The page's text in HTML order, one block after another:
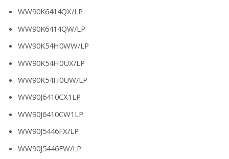
WW90K6414QX/LP
WW90K6414QW/LP
WW90K54H0WW/LP
WW90K54H0UX/LP
WW90K54H0UW/LP
WW90J6410CX1LP
WW90J6410CW1LP
WW90J5446FX/LP
WW90J5446FW/LP